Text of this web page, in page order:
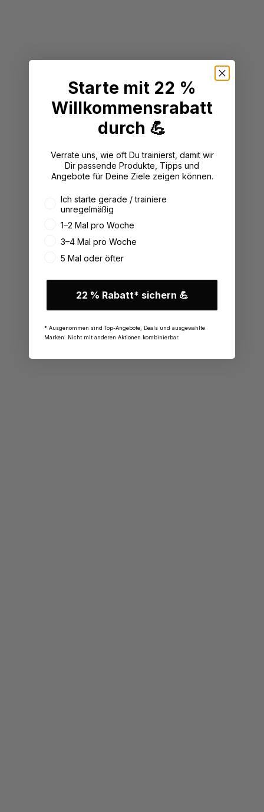
Starte mit 22 %
Willkommensrabatt
durch 💪
Verrate uns, wie oft Du trainierst, damit wir
Dir passende Produkte, Tipps und
Angebote für Deine Ziele zeigen können.
Wie oft trainierst du aktuell?
Ich starte gerade / trainiere
unregelmäßig
1–2 Mal pro Woche
3–4 Mal pro Woche
5 Mal oder öfter
22 % Rabatt* sichern 💪
* Ausgenommen sind Top-Angebote, Deals und ausgewählte
Marken. Nicht mit anderen Aktionen kombinierbar.